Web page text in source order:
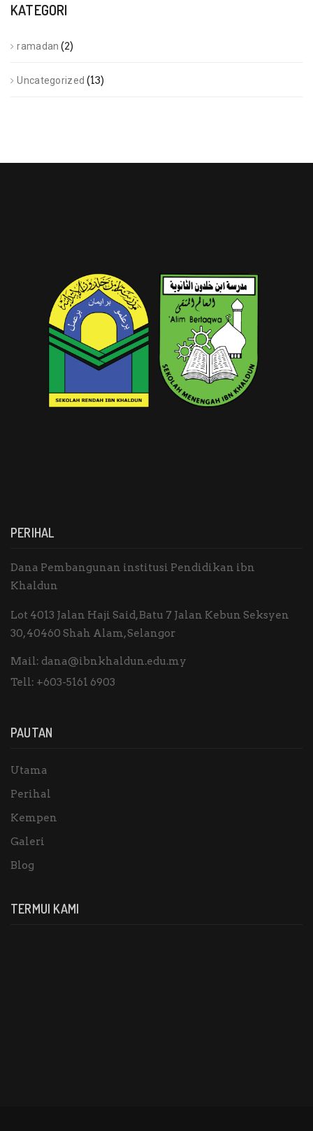
KATEGORI
ramadan (2)
Uncategorized (13)
PERIHAL
Dana Pembangunan institusi Pendidikan ibn
Khaldun
Lot 4013 Jalan Haji Said, Batu 7 Jalan Kebun Seksyen
30, 40460 Shah Alam, Selangor
Mail: dana@ibnkhaldun.edu.my
Tell: +603-5161 6903
PAUTAN
Utama
Perihal
Kempen
Galeri
Blog
TERMUI KAMI